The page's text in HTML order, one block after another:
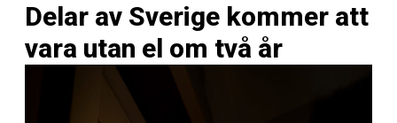
Delar av Sverige kommer att
vara utan el om två år